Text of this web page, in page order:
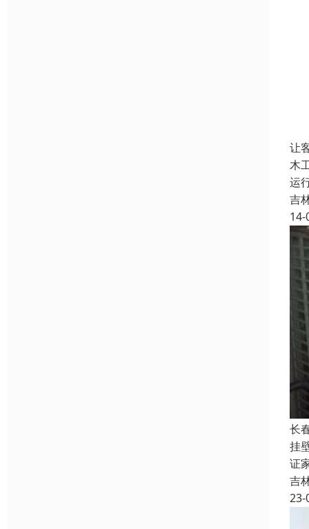
让
木
运
吉
14-
长
挂
证
吉
23-